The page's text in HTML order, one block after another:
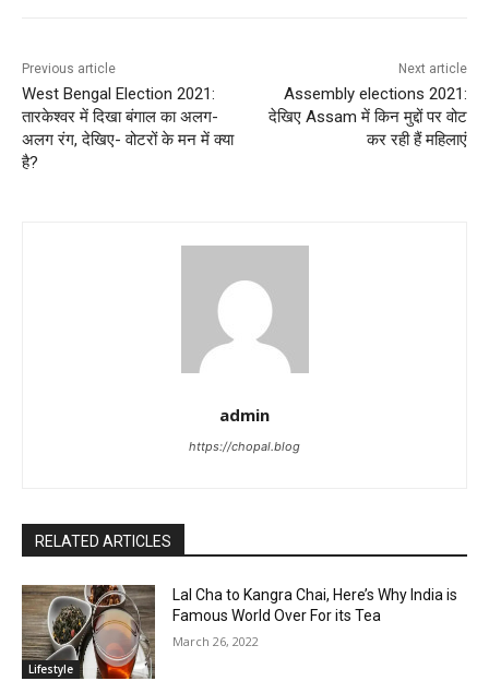
Previous article
West Bengal Election 2021:
तारकेश्वर में दिखा बंगाल का अलग-
अलग रंग, देखिए- वोटरों के मन में क्या
है?
Next article
Assembly elections 2021:
देखिए Assam में किन मुद्दों पर वोट
कर रही हैं महिलाएं
admin
https://chopal.blog
RELATED ARTICLES
Lifestyle
Lal Cha to Kangra Chai, Here’s Why India is
Famous World Over For its Tea
March 26, 2022